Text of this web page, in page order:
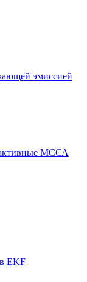
эмиссией
МССА
EKF